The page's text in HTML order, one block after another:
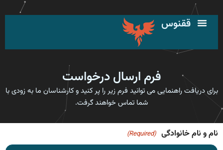
به
ققنوس
فرم ارسال درخواست
برای دریافت راهنمایی می توانید فرم زیر را پر کنید و کارشناسان ما به زودی با
شما تماس خواهند گرفت.
نام و نام خانوادگی (Required)